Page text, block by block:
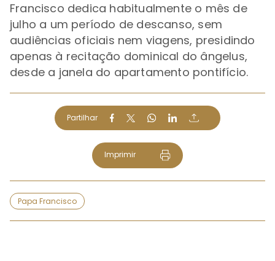
Francisco dedica habitualmente o mês de
julho a um período de descanso, sem
audiências oficiais nem viagens, presidindo
apenas à recitação dominical do ângelus,
desde a janela do apartamento pontifício.
Partilhar
Imprimir
Papa Francisco